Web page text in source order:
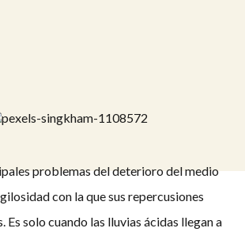
problemas del deterioro del medio
con la que sus repercusiones
Es solo cuando las lluvias ácidas llegan a